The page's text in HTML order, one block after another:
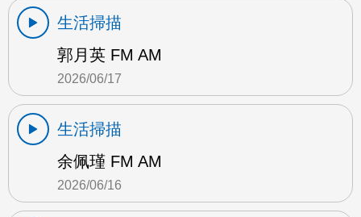
生活掃描
郭月英 FM AM
2026/06/17
生活掃描
余佩瑾 FM AM
2026/06/16